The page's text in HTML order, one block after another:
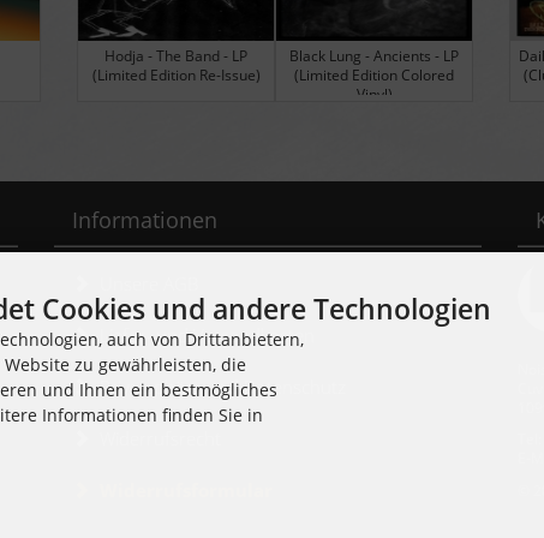
Red Mess - Hi-Tech
Starvation - LP (Colored
Firewater - Live in Portland
/ Oregon - LP (limitiert!
Farbiges Vinyl, plus Poster,
Informationen
Liefer- und Versandkosten
Privatsphäre und Datenschutz
©
Cookies und andere Technologien
auch von Drittanbietern,
zu gewährleisten, die
und Ihnen ein bestmögliches
Informationen finden Sie in